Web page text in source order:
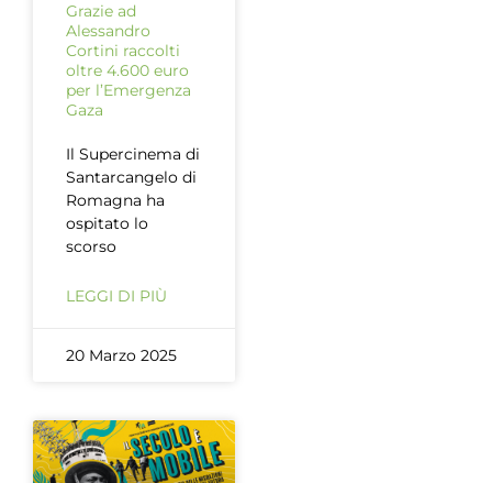
Grazie ad
Alessandro
Cortini raccolti
oltre 4.600 euro
per l’Emergenza
Gaza
Il Supercinema di
Santarcangelo di
Romagna ha
ospitato lo
scorso
LEGGI DI PIÙ
20 Marzo 2025